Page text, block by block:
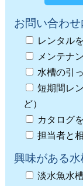
お問い合わせ
レンタル
メンテナ
水槽の引
短期間レ
ど）
カタログ
担当者と
興味がある水
淡水魚水